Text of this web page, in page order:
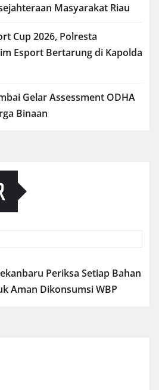
Masyarakat Riau
Cup 2026, Polresta
Esport Bertarung di Kapolda
Gelar Assessment ODHA
Binaan
Periksa Setiap Bahan
Aman Dikonsumsi WBP